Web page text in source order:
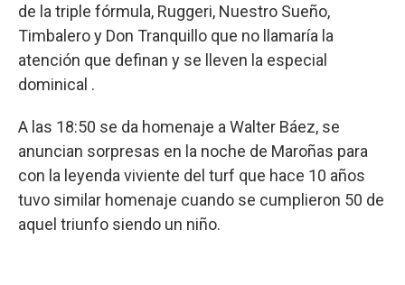
de la triple fórmula, Ruggeri, Nuestro Sueño,
Timbalero y Don Tranquillo que no llamaría la
atención que definan y se lleven la especial
dominical .
A las 18:50 se da homenaje a Walter Báez, se
anuncian sorpresas en la noche de Maroñas para
con la leyenda viviente del turf que hace 10 años
tuvo similar homenaje cuando se cumplieron 50 de
aquel triunfo siendo un niño.